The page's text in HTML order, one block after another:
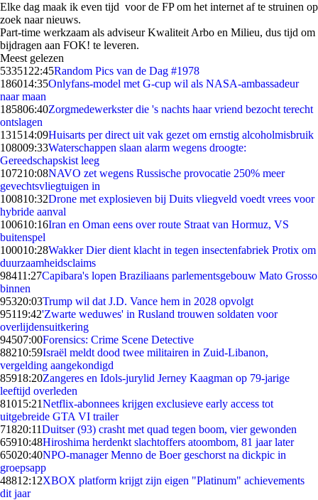
Elke dag maak ik even tijd voor de FP om het internet af te struinen op
zoek naar nieuws.
Part-time werkzaam als adviseur Kwaliteit Arbo en Milieu, dus tijd om
bijdragen aan FOK! te leveren.
Meest gelezen
53351 22:45Random Pics van de Dag #1978
186014:35Onlyfans-model met G-cup wil als NASA-ambassadeur
naar maan
185806:40Zorgmedewerkster die 's nachts haar vriend bezocht terecht
ontslagen
131514:09Huisarts per direct uit vak gezet om ernstig alcoholmisbruik
108009:33Waterschappen slaan alarm wegens droogte:
Gereedschapskist leeg
107210:08NAVO zet wegens Russische provocatie 250% meer
gevechtsvliegtuigen in
100810:32Drone met explosieven bij Duits vliegveld voedt vrees voor
hybride aanval
100610:16Iran en Oman eens over route Straat van Hormuz, VS
buitenspel
100010:28Wakker Dier dient klacht in tegen insectenfabriek Protix om
duurzaamheidsclaims
98411:27Capibara's lopen Braziliaans parlementsgebouw Mato Grosso
binnen
95320:03Trump wil dat J.D. Vance hem in 2028 opvolgt
95119:42'Zwarte weduwes' in Rusland trouwen soldaten voor
overlijdensuitkering
94507:00Forensics: Crime Scene Detective
88210:59Israël meldt dood twee militairen in Zuid-Libanon,
vergelding aangekondigd
85918:20Zangeres en Idols-jurylid Jerney Kaagman op 79-jarige
leeftijd overleden
81015:21Netflix-abonnees krijgen exclusieve early access tot
uitgebreide GTA VI trailer
71820:11Duitser (93) crasht met quad tegen boom, vier gewonden
65910:48Hiroshima herdenkt slachtoffers atoombom, 81 jaar later
65020:40NPO-manager Menno de Boer geschorst na dickpic in
groepsapp
48812:12XBOX platform krijgt zijn eigen "Platinum" achievements
dit jaar